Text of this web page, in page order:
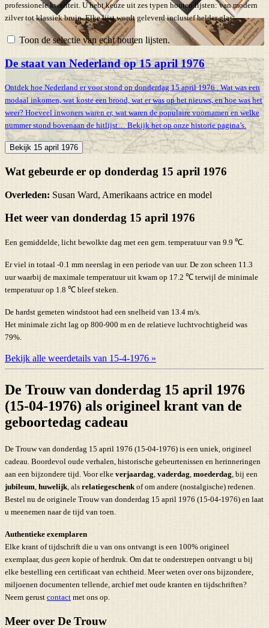
professionele kwaliteit. U hebt keuze uit zes typen houten lijsten: van modern
zilver tot klassiek bruin. Elke lijst wordt geleverd inclusief helder glas.
Toon de selectie van echt houten lijsten.
De staat van Nederland op 15 april 1976
Ontdek hoe Nederland er voor stond op donderdag 15 april 1976 . Wat was een
modaal inkomen, wat koste een brood, wat er was op het nieuws, en hoe was het
weer? Hoeveel inwoners waren er, wat waren de populaire voornamen en welke
nummer stond bovenaan de hitlijst… Bekijk het op onze historie pagina’s.
Bekijk 15 april 1976
Wat gebeurde er op donderdag 15 april 1976
Overleden: Susan Ward, Amerikaans actrice en model
Het weer van donderdag 15 april 1976
Een gemiddelde, licht bewolkte dag met een gem. temperatuur van 9.9 ℃.
Er viel in totaal -0.1 mm neerslag in een periode van uur. De zon scheen 11.3
uur waarbij de maximale temperatuur uit kwam op 17.2 ℃ terwijl de minimale
temperatuur op 1.8 ℃ bleef steken.
De hardst gemeten windstoot had een snelheid van 13.4 m/s.
Het minimale zicht lag op 800-900 m en de relatieve luchtvochtigheid was
79%.
Bekijk alle weerdetails van 15-4-1976 »
De Trouw van donderdag 15 april 1976
(15-04-1976) als origineel krant van de
geboortedag cadeau
De Trouw van donderdag 15 april 1976 (15-04-1976) is een uniek, origineel
cadeau. Boordevol oude verhalen, historische gebeurtenissen en herinneringen
aan een bijzondere tijd. Voor elke verjaardag vaderdag moederdag , bij een
jubileum huwelijk , als relatiegeschenk of om andere (nostalgische) redenen.
Bestel nu de originele Trouw van donderdag 15 april 1976 (15-04-1976) en laat
u meenemen naar de tijd van toen.
Authentieke exemplaren
Elke krant of tijdschrift die u van ons ontvangt is een 100% origineel
exemplaar, dus geen kopie of herdruk. Om dat te onderstrepen ontvangt u bij
elke bestelling een certificaat van echtheid. Meer weten over ons bijzondere,
miljoenen documenten tellende, archief met oude kranten en tijdschriften?
Neem gerust contact met ons op.
Meer over De Trouw